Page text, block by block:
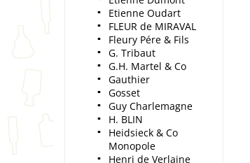
Etienne Oudart
FLEUR de MIRAVAL
Fleury Pére & Fils
G. Tribaut
G.H. Martel & Co
Gauthier
Gosset
Guy Charlemagne
H. BLIN
Heidsieck & Co
Monopole
Henri de Verlaine